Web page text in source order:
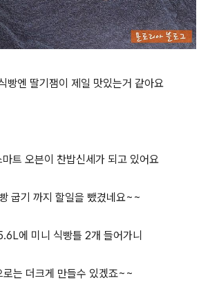
빵엔 딸기잼이 제일 맛있는거 같아요
트 오븐이 찬밥신세가 되고 있어요
굽기 까지 할일을 뺐겼네요~~
에 미니 식빵틀 2개 들어가니
로는 더크게 만들수 있겠죠~~